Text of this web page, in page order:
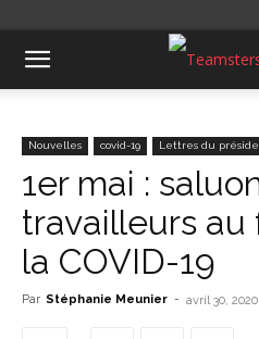
Nouvelles covid-19 Lettres du
1er mai :
travailleurs au
la COVID-19
Par Stéphanie Meunier - avril 30, 2020